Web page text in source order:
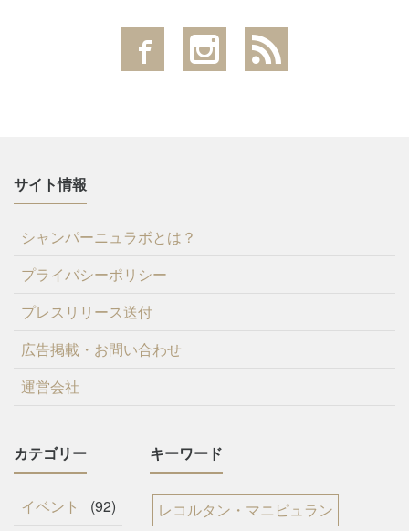
サイト情報
シャンパーニュラボとは？
プライバシーポリシー
プレスリリース送付
広告掲載・お問い合わせ
運営会社
カテゴリー
イベント
(92)
キーワード
レコルタン・マニピュラン